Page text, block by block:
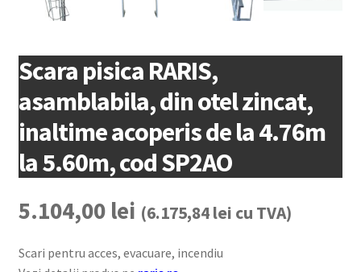
Scara pisica RARIS,
asamblabila, din otel zincat,
inaltime acoperis de la 4.76m
la 5.60m, cod SP2AO
5.104,00 lei (6.175,84lei cu TVA)
Scari pentru acces, evacuare, incendiu